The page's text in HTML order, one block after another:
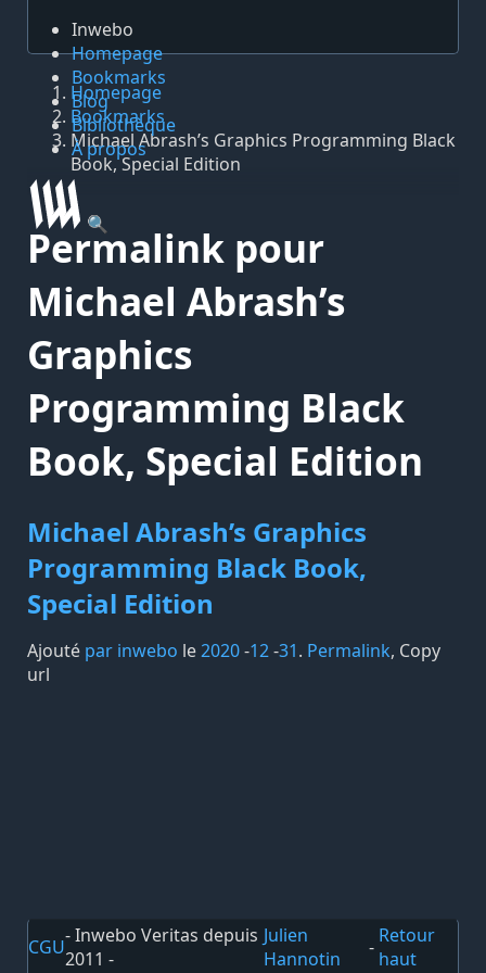
Inwebo
Homepage
Bookmarks
Blog
Bibliothèque
À propos
🔍
Homepage
Bookmarks
Michael Abrash’s Graphics Programming Black
Book, Special Edition
Permalink pour
Michael Abrash’s
Graphics
Programming Black
Book, Special Edition
Michael Abrash’s Graphics
Programming Black Book,
Special Edition
Ajouté par inwebo le2020-12-31. Permalink, Copy
url
CGU- Inwebo Veritas depuis
2011 -
Julien
Hannotin
- Retour
haut